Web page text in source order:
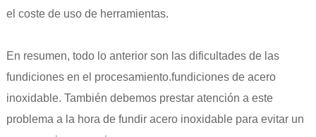
el coste de uso de herramientas.
En resumen, todo lo anterior son las dificultades de las
fundiciones en el procesamiento.fundiciones de acero
inoxidable. También debemos prestar atención a este
problema a la hora de fundir acero inoxidable para evitar un